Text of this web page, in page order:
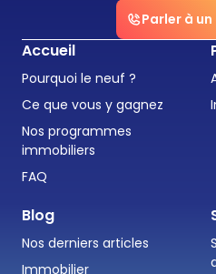
Parler à
Accueil
Pourquoi le neuf ?
Ce que vous y gagnez
Nos programmes
immobiliers
FAQ
Blog
Nos derniers articles
Immobilier